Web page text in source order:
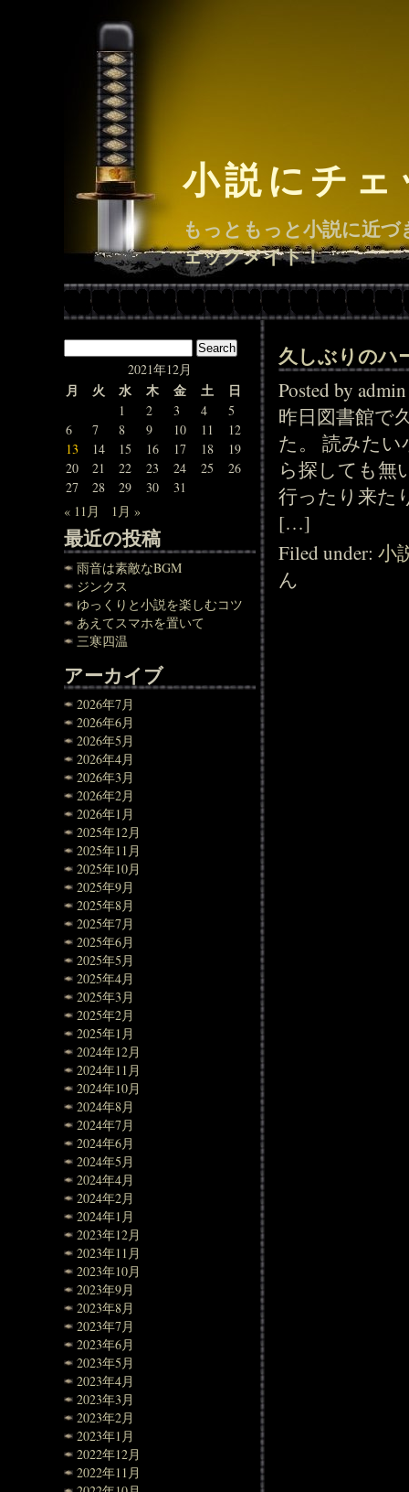
小説にチ
もっともっと小説に近
ェックメイト！
2021年12月
月 火 水 木 金 土 日
1 2 3 4
5
6
7 8 9 10 11
12
13
14 15 16 17 18
19
20
21 22 23 24 25
26
27
28 29 30
31
« 11月
1月 »
最近の投稿
雨音は素敵なBGM
ジンクス
ゆっくりと小説を楽しむコツ
あえてスマホを置いて
三寒四温
アーカイブ
2026年7月
2026年6月
2026年5月
2026年4月
2026年3月
2026年2月
2026年1月
2025年12月
2025年11月
2025年10月
2025年9月
2025年8月
2025年7月
2025年6月
2025年5月
2025年4月
2025年3月
2025年2月
2025年1月
2024年12月
2024年11月
2024年10月
2024年8月
2024年7月
2024年6月
2024年5月
2024年4月
2024年2月
2024年1月
2023年12月
2023年11月
2023年10月
2023年9月
2023年8月
2023年7月
2023年6月
2023年5月
2023年4月
2023年3月
2023年2月
2023年1月
2022年12月
2022年11月
久しぶりのハ
Posted by
昨日図書館で
た。 読みた
ら探しても無
行ったり来た
[…]
Filed under:小
ん